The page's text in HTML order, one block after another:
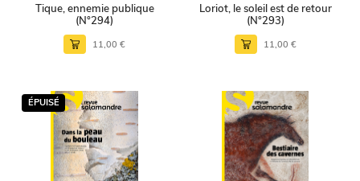
Tique, ennemie publique
(N°294)
11,00 €
Loriot, le soleil est de retour
(N°293)
11,00 €
ÉPUISÉ